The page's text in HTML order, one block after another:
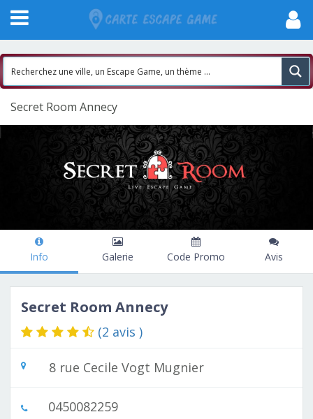
Secret Room Annecy
Info Galerie Code Promo Avis
Secret Room Annecy
(2 avis )
8 rue Cecile Vogt Mugnier
0450082259